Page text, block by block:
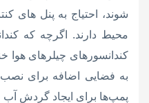
شوند، احتیاج به پنل های
محیط دارند. اگرچه که
کندانسورهای چیلرهای هوا
به فضایی اضافه برای
پمپ‌ها برای ایجاد گردش آب